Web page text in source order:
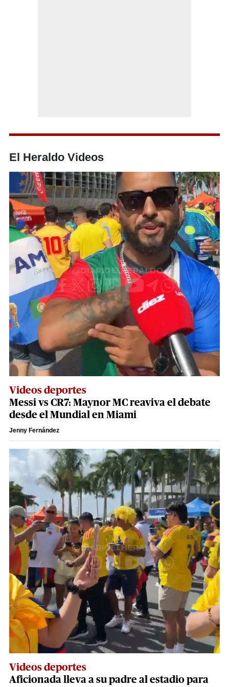
El Heraldo Videos
Videos deportes
Messi vs CR7: Maynor MC reaviva el debate
desde el Mundial en Miami
Jenny Fernández
Videos deportes
Aficionada lleva a su padre al estadio para